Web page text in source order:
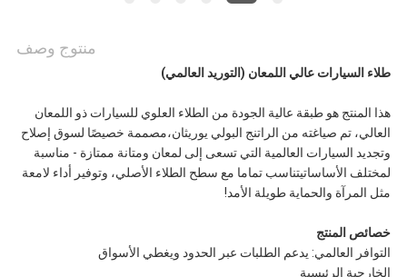
منتوج وصف
طلاء السيارات عالي اللمعان (التوريد العالمي)
هذا المنتج هو طبقة عالية الجودة من الطلاء العلوي للسيارات ذو اللمعان
العالي، تم صياغته من الراتنج البولي يوريثان،مصممة خصيصًا لسوق إصلاح
وتجديد السيارات العالمية التي تسعى إلى لمعان ومتانة ممتازة - مناسبة
لمختلف الأساساتيتناسب تماما مع سطح الطلاء الأصلي، وتوفير أداء لامعة
مثل المرآة والحماية طويلة الأمد!
خصائص المنتج
التوافر العالمي: يدعم الطلبات عبر الحدود ويغطي الأسواق
الخارجية الرئيسية